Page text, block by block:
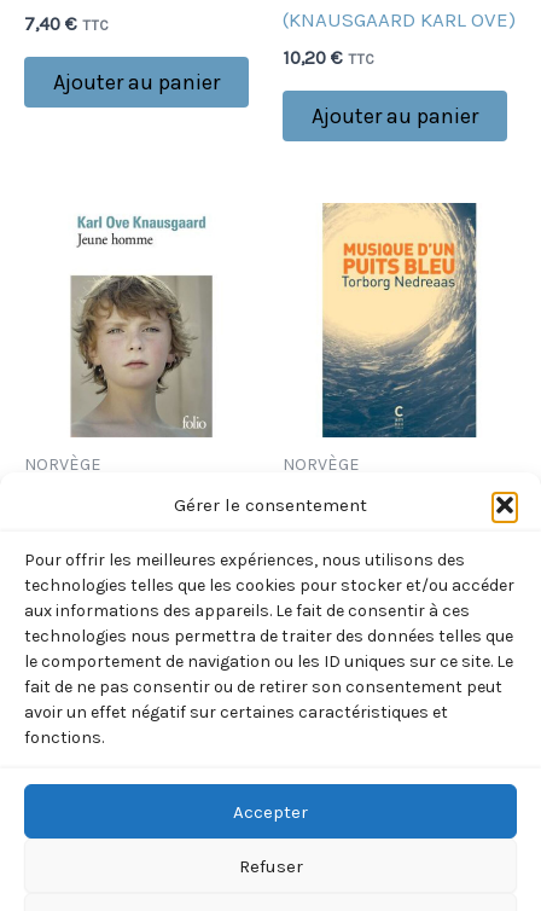
Gérer le consentement
Pour offrir les meilleures expériences, nous utilisons des
technologies telles que les cookies pour stocker et/ou accéder
aux informations des appareils. Le fait de consentir à ces
technologies nous permettra de traiter des données telles que
le comportement de navigation ou les ID uniques sur ce site. Le
fait de ne pas consentir ou de retirer son consentement peut
avoir un effet négatif sur certaines caractéristiques et
fonctions.
Accepter
Refuser
7,40 € TTC
Ajouter au panier
(KNAUSGAARD KARL OVE)
10,20 € TTC
Ajouter au panier
NORVÈGE
MON COMBAT – III –
(KNAUSGAARD KARL OVE)
8,90€ TTC
Ajouter au panier
NORVÈGE
MUSIQUE D’UN PUITS
TORBORG)
13,50€ TTC
Ajouter au panier